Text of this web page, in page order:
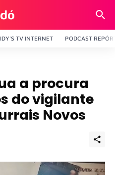
TV INTERNET PODCAST
a procura
do vigilante
Novos